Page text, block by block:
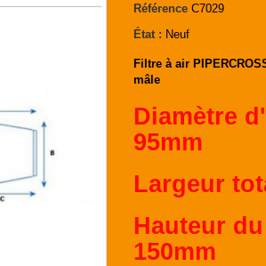
Référence C7029
État : Neuf
Filtre à air
mâle
Diamètre
95mm
Largeur
Hauteur
150mm